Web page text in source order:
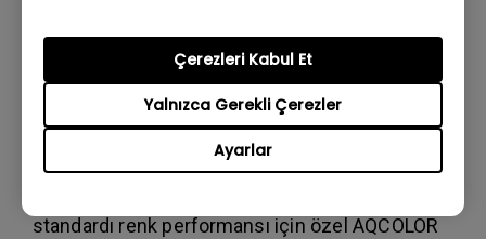
Ayarlar
Yalnızca Gerekli Çerezler
Çerezleri Kabul Et
kalitesi ve renk kontrastı sağlar.
Yıllardır fotoğrafçılar ve video editörleri için en
popüler profesyonel monitörler arasında yer
alan BenQ SW321C, ustalıkla kalibre edilmiş
standardı renk performansı için özel AQCOLOR